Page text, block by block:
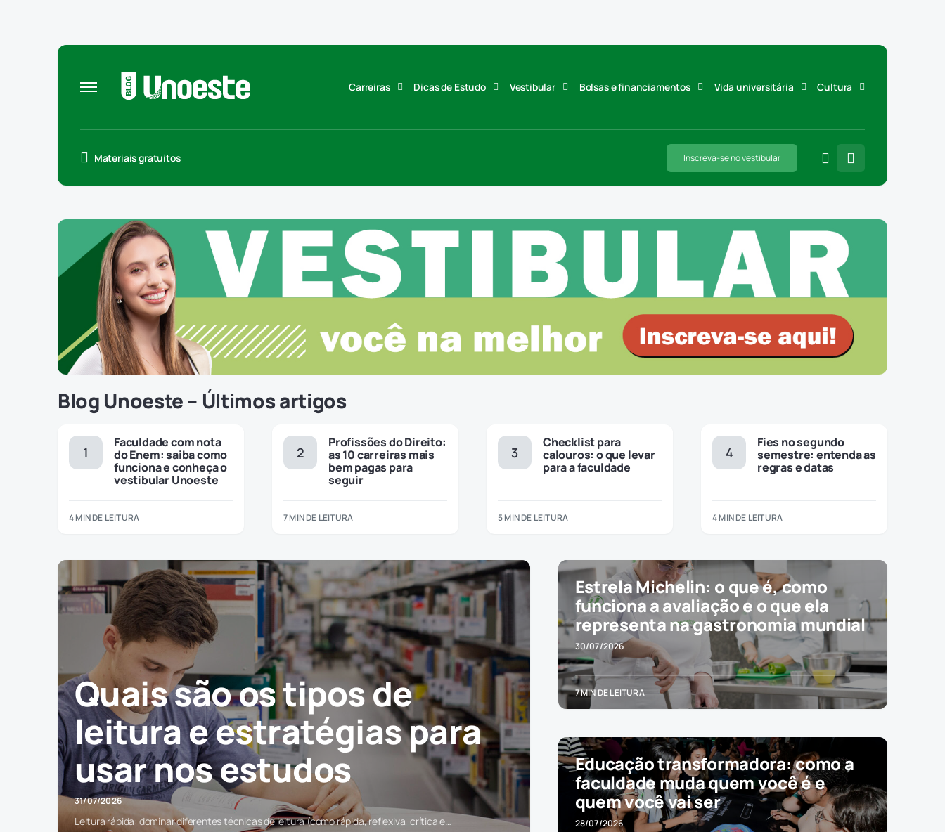
Carreiras Dicas de Estudo Vestibular Bolsas e financiamentos Vida universitária Cultura
Materiais gratuitos Inscreva-se no vestibular
Blog Unoeste – Últimos artigos
Faculdade com nota
do Enem: saiba como
funciona e conheça o
vestibular Unoeste
4 MIN DE LEITURA
Profissões do Direito:
as 10 carreiras mais
bem pagas para
seguir
7 MIN DE LEITURA
Checklist para
calouros: o que levar
para a faculdade
5 MIN DE LEITURA
Fies no segundo
semestre: entenda as
regras e datas
4 MIN DE LEITURA
Quais são os tipos de
leitura e estratégias para
usar nos estudos
31/07/2026
Leitura rápida: dominar diferentes técnicas de leitura (como rápida, reflexiva, crítica e…
Estrela Michelin: o que é, como
funciona a avaliação e o que ela
representa na gastronomia mundial
30/07/2026
7 MIN DE LEITURA
Educação transformadora: como a
faculdade muda quem você é e
quem você vai ser
28/07/2026